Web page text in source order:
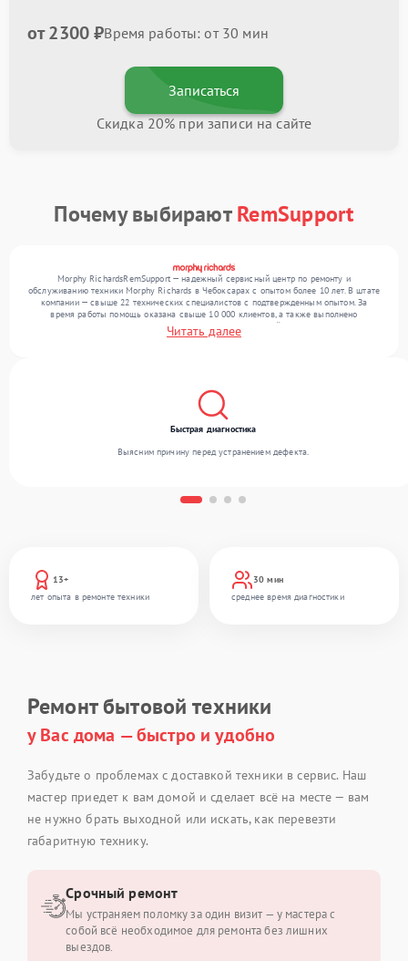
от 2300 ₽Время работы: от 30 мин
Записаться
Скидка 20% при записи на сайте
Почему выбираютRemSupport
Morphy RichardsRemSupport — надежный сервисный центр по ремонту и
обслуживанию техники Morphy Richards в Чебоксарах с опытом более 10 лет. В штате
компании — свыше 22 технических специалистов с подтвержденным опытом. За
время работы помощь оказана свыше 10 000 клиентов, а также выполнено
выполнено более 12 000 ремонтов. Ежемесячно в сервисный центр поступает более
300 устройств, включая , , . Мы выполняем ремонт различного уровня сложности и
Читать далее
13+
лет опыта в ремонте техники
30 мин
среднее время диагностики
Быстрая диагностика
Выясним причину перед устранением дефекта.
Ремонт бытовой техники
у Вас дома — быстро и удобно
Забудьте о проблемах с доставкой техники в сервис. Наш
мастер приедет к вам домой и сделает всё на месте — вам
не нужно брать выходной или искать, как перевезти
габаритную технику.
Срочный ремонт
Мы устраняем поломку за один визит — у мастера с
собой всё необходимое для ремонта без лишних
выездов.